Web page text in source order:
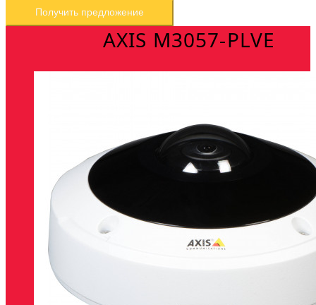
Получить предложение
AXIS M3057-PLVE